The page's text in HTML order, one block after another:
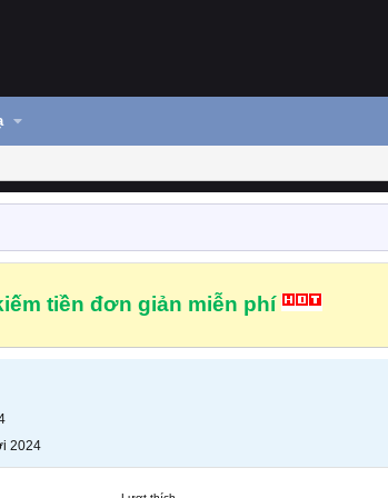
tiền đơn giản miễn phí
2024